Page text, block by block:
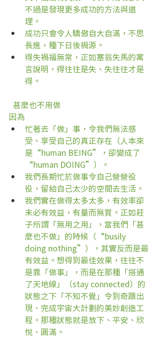
不過是發現更多成功的方法與道
理。
成功只會令人驕傲自大自滿，不思
長進，種下日後禍源。
得失禍福無常，正如塞翁失馬的寓
言說明，得往往是失、失往往才是
得。
  甚麼也不用做
因為
忙著去「做」事，令我們無法感
受、享受自己的真正存在（人本來
是“human BEING”，卻變成了
“human DOING”）。
我們長期忙於做事令自己營營役
役，留給自己太少的空間去生活。
我們實在做得太多太多，有效率卻
未必有效益，有量而無質。正如莊
子所謂「無用之用」，當我們「甚
麼也不做」的時候（“busily
doing nothing”），其實反而是最
有效益。想得到最佳效果，往往不
是靠「做事」，而是在那種「搭通
了天地線」（stay connected）的
狀態之下「不知不覺」令到奇蹟出
現、完成宇宙大計劃的美妙創造工
程。那種狀態就是放下、平安、欣
悅、圓滿。